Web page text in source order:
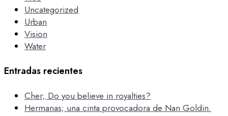
Uncategorized
Urban
Vision
Water
Entradas recientes
Cher; Do you believe in royalties?
Hermanas; una cinta provocadora de Nan Goldin.